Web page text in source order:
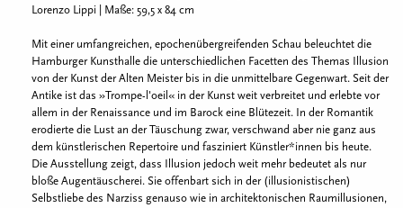
Lorenzo Lippi | Maße: 59,5 x 84 cm
Mit einer umfangreichen, epochenübergreifenden Schau beleuchtet die
Hamburger Kunsthalle die unterschiedlichen Facetten des Themas Illusion
von der Kunst der Alten Meister bis in die unmittelbare Gegenwart. Seit der
Antike ist das »Trompe-l'oeil« in der Kunst weit verbreitet und erlebte vor
allem in der Renaissance und im Barock eine Blütezeit. In der Romantik
erodierte die Lust an der Täuschung zwar, verschwand aber nie ganz aus
dem künstlerischen Repertoire und fasziniert Künstler*innen bis heute.
Die Ausstellung zeigt, dass Illusion jedoch weit mehr bedeutet als nur
bloße Augentäuscherei. Sie offenbart sich in der (illusionistischen)
Selbstliebe des Narziss genauso wie in architektonischen Raumillusionen,